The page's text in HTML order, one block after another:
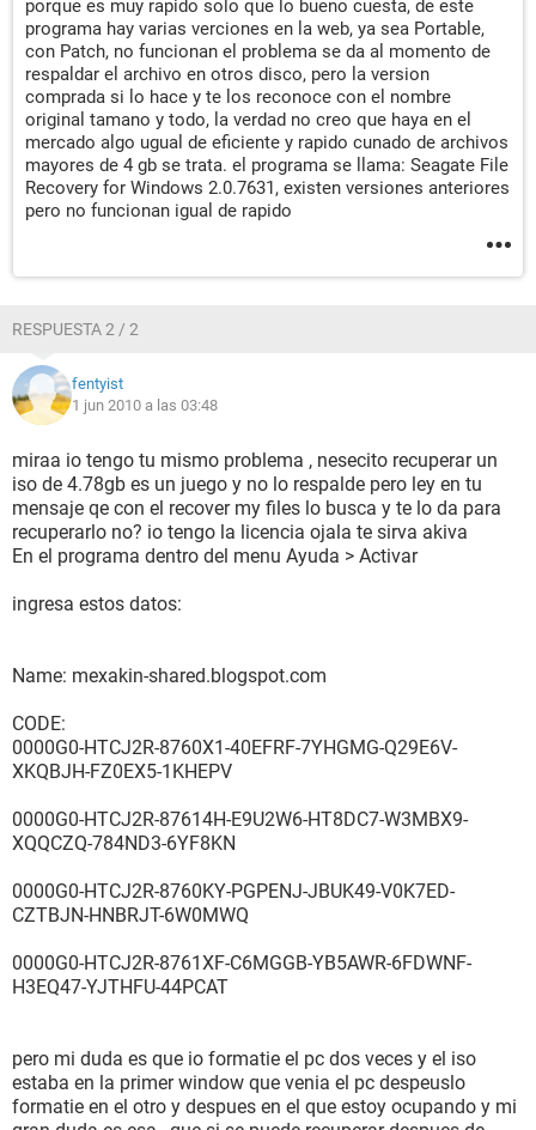
porque es muy rapido solo que lo bueno cuesta, de este
programa hay varias verciones en la web, ya sea Portable,
con Patch, no funcionan el problema se da al momento de
respaldar el archivo en otros disco, pero la version
comprada si lo hace y te los reconoce con el nombre
original tamano y todo, la verdad no creo que haya en el
mercado algo ugual de eficiente y rapido cunado de archivos
mayores de 4 gb se trata. el programa se llama: Seagate File
Recovery for Windows 2.0.7631, existen versiones anteriores
pero no funcionan igual de rapido
RESPUESTA 2 / 2
fentyist
1 jun 2010 a las 03:48
miraa io tengo tu mismo problema , nesecito recuperar un
iso de 4.78gb es un juego y no lo respalde pero ley en tu
mensaje qe con el recover my files lo busca y te lo da para
recuperarlo no? io tengo la licencia ojala te sirva akiva
En el programa dentro del menu Ayuda > Activar
ingresa estos datos:
Name: mexakin-shared.blogspot.com
CODE:
0000G0-HTCJ2R-8760X1-40EFRF-7YHGMG-Q29E6V-
XKQBJH-FZ0EX5-1KHEPV
0000G0-HTCJ2R-87614H-E9U2W6-HT8DC7-W3MBX9-
XQQCZQ-784ND3-6YF8KN
0000G0-HTCJ2R-8760KY-PGPENJ-JBUK49-V0K7ED-
CZTBJN-HNBRJT-6W0MWQ
0000G0-HTCJ2R-8761XF-C6MGGB-YB5AWR-6FDWNF-
H3EQ47-YJTHFU-44PCAT
pero mi duda es que io formatie el pc dos veces y el iso
estaba en la primer window que venia el pc despeuslo
formatie en el otro y despues en el que estoy ocupando y mi